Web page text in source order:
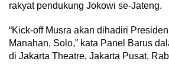
rakyat pendukung Jokowi se-Jateng.
“Kick-off Musra akan dihadiri
Manahan, Solo,” kata Panel Barus
di Jakarta Theatre, Jakarta Pusat,